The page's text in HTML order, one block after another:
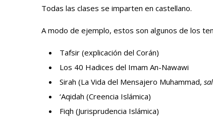
Todas las clases se imparten en castellano.
A modo de ejemplo, estos son algunos de los
Tafsir (explicación del Corán)
Los 40 Hadices del Imam An-Nawawi
Sirah (La Vida del Mensajero Muhammad,
‘Aqidah (Creencia Islámica)
Fiqh (Jurisprudencia Islámica)